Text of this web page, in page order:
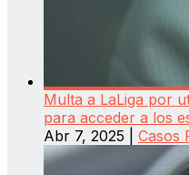
Multa a LaLiga por
para acceder a los
Abr 7, 2025
Casos